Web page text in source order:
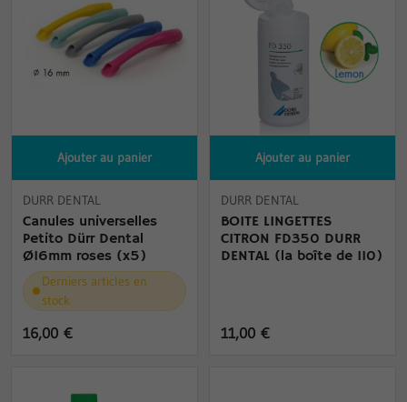
Ajouter au panier
DURR DENTAL
Canules universelles
Petito Dürr Dental
Ø16mm roses (x5)
Derniers articles en
stock
16,00 €
Ajouter au panier
DURR DENTAL
BOITE LINGETTES
CITRON FD350 DURR
DENTAL (la boîte de 110)
11,00 €